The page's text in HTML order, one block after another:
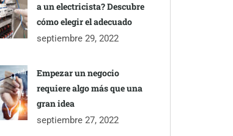
a un electricista? Descubre
cómo elegir el adecuado
septiembre 29, 2022
Empezar un negocio
requiere algo más que una
gran idea
septiembre 27, 2022